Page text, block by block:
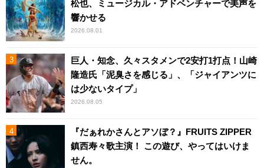
松也、ミュージカル・アドベンチャーで美声を
響かせる
2026.08.01
巨人・知念、久々スタメンで2安打1打点！山崎
隆造氏「泥臭さを感じる」、「ジャイアンツに
は少ないタイプ」
2026.08.05
『だぁれかさんとアソぼ？』FRUITS ZIPPER
鎮西寿々歌主演！ この遊び、やってはいけま
せん。